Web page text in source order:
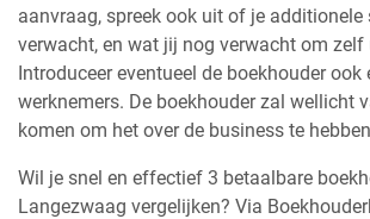
aanvraag, spreek ook uit of je additionele
verwacht, en wat jij nog verwacht om zelf
Introduceer eventueel de boekhouder ook
werknemers. De boekhouder zal wellicht
komen om het over de business te
Wil je snel en effectief 3 betaalbare
Langezwaag vergelijken? Via